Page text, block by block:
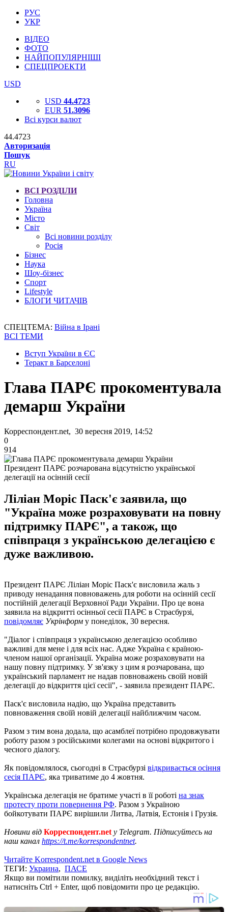
РУС
УКР
ВІДЕО
ФОТО
НАЙПОПУЛЯРНІШІ
СПЕЦПРОЕКТИ
USD
USD 44.4723
EUR 51.3096
Всі курси валют
44.4723
Авторизація
Пошук
RU
ВСІ РОЗДІЛИ
Головна
Україна
Місто
Світ
Всі новини розділу
Росія
Бізнес
Наука
Шоу-бізнес
Спорт
Lifestyle
БЛОГИ ЧИТАЧІВ
СПЕЦТЕМА: Війна в Ірані
ВСІ ТЕМИ
Вступ України в ЄС
Теракт в Барселоні
Глава ПАРЄ прокоментувала
демарш України
Корреспондент.net, 30 вересня 2019, 14:52
0
914
Президент ПАРЄ розчарована відсутністю української
делегації на осінній сесії
Ліліан Моріс Паск'є заявила, що
"Україна може розраховувати на повну
підтримку ПАРЄ", а також, що
співпраця з українською делегацією є
дуже важливою.
Президент ПАРЄ Ліліан Моріс Паск'є висловила жаль з
приводу ненадання повноважень для роботи на осінній сесії
постійній делегації Верховної Ради України. Про це вона
заявила на відкритті осінньої сесії ПАРЄ в Страсбурзі,
повідомляє Укрінформ у понеділок, 30 вересня.
"Діалог і співпраця з українською делегацією особливо
важливі для мене і для всіх нас. Адже Україна є країною-
членом нашої організації. Україна може розраховувати на
нашу повну підтримку. У зв'язку з цим я розчарована, що
український парламент не надав повноважень своїй новій
делегації до відкриття цієї сесії", - заявила президент ПАРЄ.
Паск'є висловила надію, що Україна представить
повноваження своїй новій делегації найближчим часом.
Разом з тим вона додала, що асамблеї потрібно продовжувати
роботу разом з російськими колегами на основі відкритого і
чесного діалогу.
Як повідомлялося, сьогодні в Страсбурзі відкривається осіння
сесія ПАРЄ, яка триватиме до 4 жовтня.
Українська делегація не братиме участі в її роботі на знак
протесту проти повернення РФ. Разом з Україною
бойкотувати ПАРЄ вирішили Литва, Латвія, Естонія і Грузія.
Новини від Корреспондент.net у Telegram. Підписуйтесь на
наш канал https://t.me/korrespondentnet.
Читайте Korrespondent.net в Google News
ТЕГИ: Украина, ПАСЕ
Якщо ви помітили помилку, виділіть необхідний текст і
натисніть Ctrl + Enter, щоб повідомити про це редакцію.